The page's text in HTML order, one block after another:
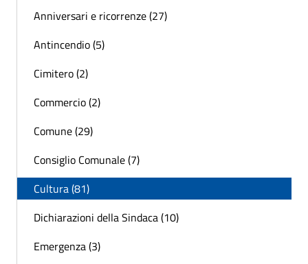
Anniversari e ricorrenze (27)
Antincendio (5)
Cimitero (2)
Commercio (2)
Comune (29)
Consiglio Comunale (7)
Cultura (81)
Dichiarazioni della Sindaca (10)
Emergenza (3)